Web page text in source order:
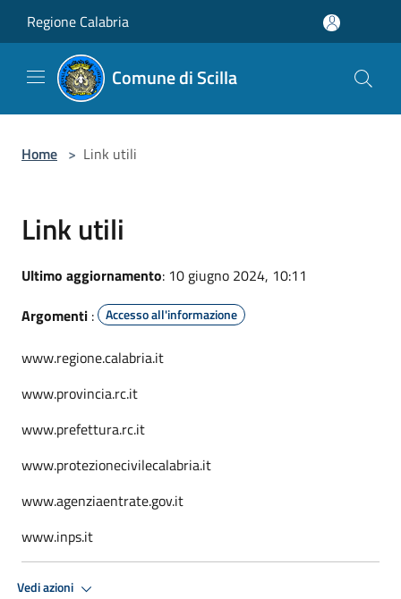
Regione Calabria
Comune di Scilla
Home > Link utili
Link utili
Ultimo aggiornamento: 10 giugno 2024, 10:11
Argomenti : Accesso all'informazione
www.regione.calabria.it
www.provincia.rc.it
www.prefettura.rc.it
www.protezionecivilecalabria.it
www.agenziaentrate.gov.it
www.inps.it
Vedi azioni